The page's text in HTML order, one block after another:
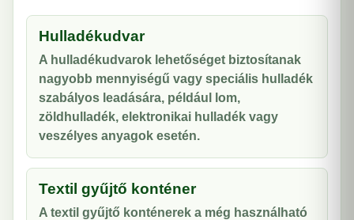
Hulladékudvar
A hulladékudvarok lehetőséget biztosítanak
nagyobb mennyiségű vagy speciális hulladék
szabályos leadására, például lom,
zöldhulladék, elektronikai hulladék vagy
veszélyes anyagok esetén.
Textil gyűjtő konténer
A textil gyűjtő konténerek a még használható